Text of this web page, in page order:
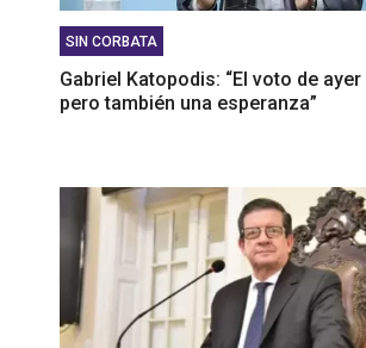
SIN CORBATA
Gabriel Katopodis: “El voto de
pero también una esperanza”